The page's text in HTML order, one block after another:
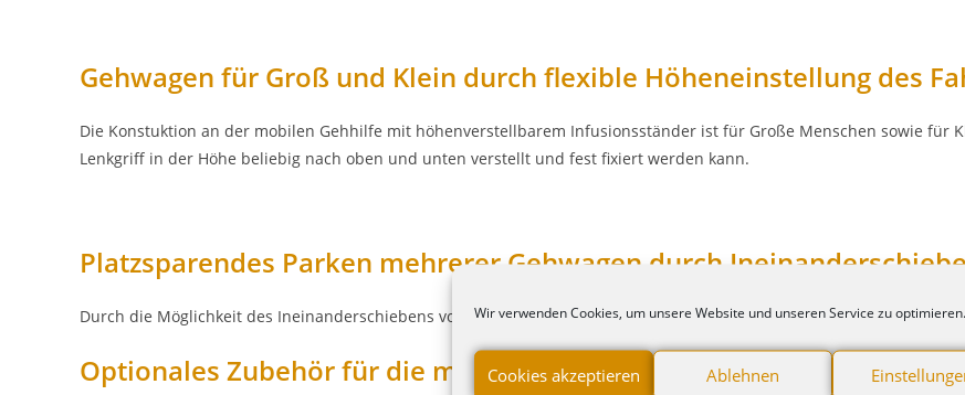
Wir verwenden Cookies, um unsere Website und unseren Service zu optimieren.
Cookies akzeptieren Ablehnen
Gehwagen für Groß und Klein durch flexible Höheneinstellung des
Die Konstuktion an der mobilen Gehhilfe mit höhenverstellbarem Infusionsständer ist für Große Menschen sowie für
Lenkgriff in der Höhe beliebig nach oben und unten verstellt und fest fixiert werden kann.
Platzsparendes Parken mehrerer Gehwagen durch
Durch die Möglichkeit des Ineinanderschiebens von mehreren mobilen Gehhilfen können diese platzsparend auch
Optionales Zubehör für die mobilen Gehhilfen erhalten Sie